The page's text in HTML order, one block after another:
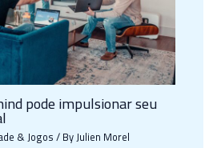
pode impulsionar seu
& Jogos/ ByJulien Morel